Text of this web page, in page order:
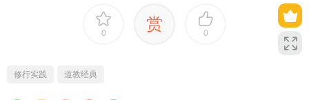
0 赏 0
修行实践 道教经典